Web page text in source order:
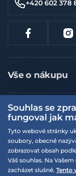
+420 602 378
Vše o nákupu
Jak nakupovat
Nejčastější
Doprava a
Vrácení a
Reklamace
Více informací
Obchodní
Podmínky
On-line
Naše prodejny
EQS Rudná
Souhlas se
fungoval jak
Tyto webové stránky
soubory, obecně
zobrazovat obsah
Váš souhlas. Na
zacházet slušně. Tento